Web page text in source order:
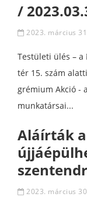
/
2023. március
Testületi ülés – a
tér 15. szám
grémium Akció -
munkatársai...
Aláírták
2023. március